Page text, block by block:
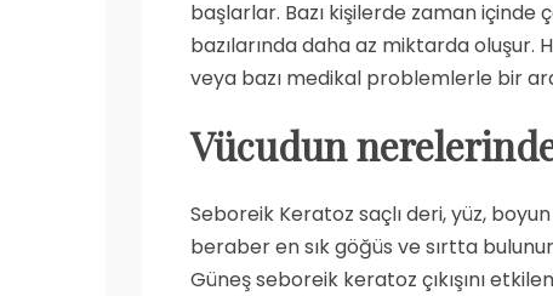
başlarlar. Bazı kişilerde zaman içinde
bazılarında daha az miktarda
veya bazı medikal problemlerle bir
Vücudun n
Seboreik Keratoz saçlı deri, yüz,
beraber en sık göğüs ve sırtta
Güneş seboreik keratoz çıkışını